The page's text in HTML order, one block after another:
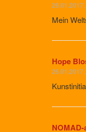
Mein
Hope